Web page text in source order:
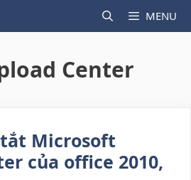
MENU
Center
Microsoft
của office 2010,